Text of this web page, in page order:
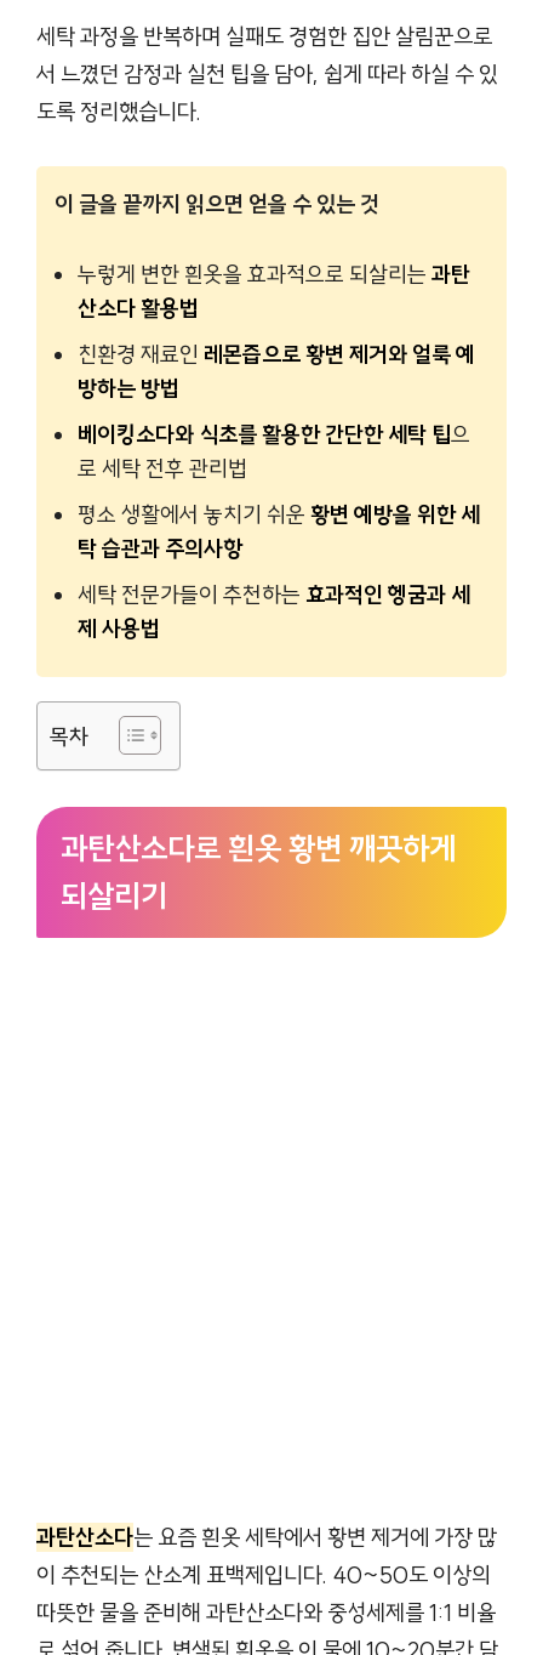
세탁 과정을 반복하며 실패도 경험한 집안 살림꾼으로
서 느꼈던 감정과 실천 팁을 담아, 쉽게 따라 하실 수 있
도록 정리했습니다.
이 글을 끝까지 읽으면 얻을 수 있는 것
누렇게 변한 흰옷을 효과적으로 되살리는과탄
산소다 활용법
친환경 재료인 레몬즙으로 황변 제거와 얼룩 예
방하는 방법
베이킹소다와 식초를 활용한 간단한 세탁 팁으
로 세탁 전후 관리법
평소 생활에서 놓치기 쉬운황변 예방을 위한 세
탁 습관과 주의사항
세탁 전문가들이 추천하는 효과적인 헹굼과 세
제 사용법
목차
과탄산소다로 흰옷 황변 깨끗하게
되살리기
과탄산소다는 요즘 흰옷 세탁에서 황변 제거에 가장 많
이 추천되는 산소계 표백제입니다. 40~50도 이상의
따뜻한 물을 준비해 과탄산소다와 중성세제를 1:1 비율